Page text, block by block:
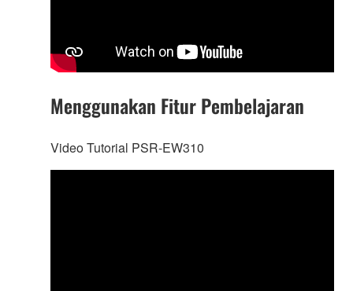
Menggunakan Fitur Pembelajaran
Video Tutorial PSR-EW310